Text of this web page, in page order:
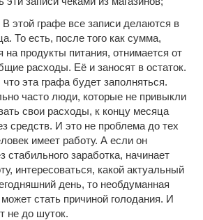
этой графе все записи делаются в
То есть, после того как сумма,
на продукты питания, отнимается от
расходы. Её и заносят в остаток.
эта графа будет заполняться.
часто люди, которые не привыкли
свои расходы, к концу месяца
средств. И это не проблема до тех
имеет работу. А если он
стабильного заработка, начинает
интересоваться, какой актуальный
день, то необдуманная
может стать причиной голодания. И
не до шуток.